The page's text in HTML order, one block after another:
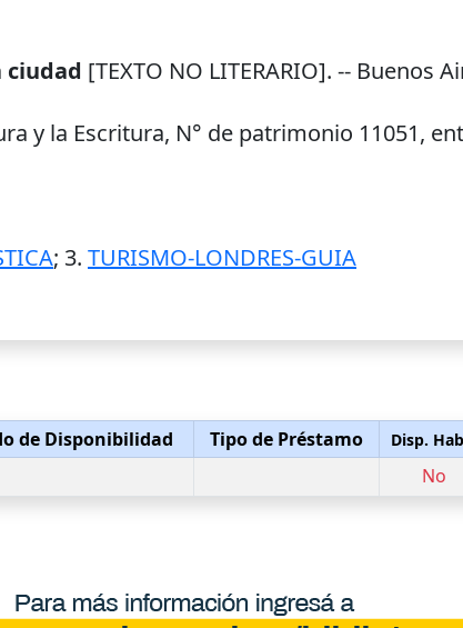
ciudad [TEXTO NO LITERARIO]. -- Buenos
y la Escritura, N° de patrimonio 11051,
; 3. TURISMO-LONDRES-GUIA
de Disponibilidad Tipo de Préstamo Disp.
No